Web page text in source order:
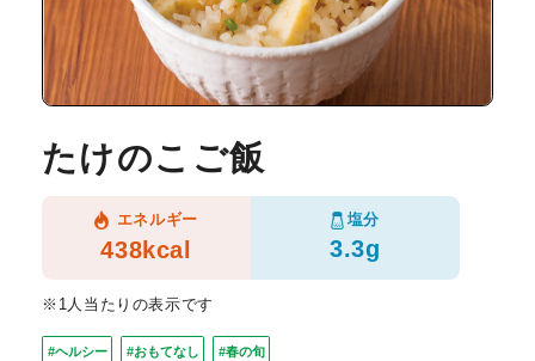
たけのこご飯
エネルギー
438kcal
塩分
3.3g
※1人当たりの表示です
#ヘルシー #おもてなし #春の旬